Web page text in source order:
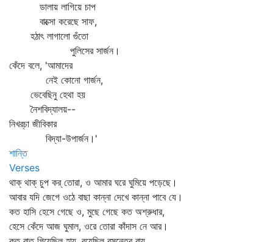
ডালায় লাগিয়ে চাপ
বাক্সো করেছে সাফ,
হঠাৎ লাগালো গুঁতো
পুলিসের সার্জন।
কেঁদে বলে, 'আমাদের
নেই কোনো গার্জন,
ভেবেছিনু হেথা হয়
নৈশবিদ্যালয়--
নিখর্‌চা জীবিকার
বিদ্যা-উপার্জন।'
শান্তি
Verses
থাক্‌ থাক্‌ চুপ কর্‌ তোরা, ও আমার ঘরে ঘুমিয়ে পড়েছে।
আবার যদি জেগে ওঠে বাছা কান্না দেখে কান্না পাবে যে।
কত হাসি হেসে গেছে ও, মুছে গেছে কত অশ্রুধার,
হেসে কেঁদে আজ ঘুমাল, ওরে তোরা কাঁদাস নে আর।